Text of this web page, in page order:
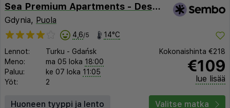
Sea Premium Apartments - Destigo Hotels
Gdynia, Puola
4,6/5 14°C
Lennot: Turku - Gdańsk
Meno:
ma 05 loka 18:00
Paluu:
ke 07 loka 11:05
Yöt:
2
Kokonaishinta €218
€109
lue lisää
Huoneen tyyppi ja lento Valitse matka